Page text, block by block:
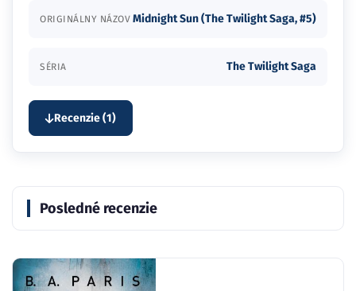
ORIGINÁLNY NÁZOV Midnight Sun (The Twilight Saga, #5)
SÉRIA The Twilight Saga
Recenzie (1)
Posledné recenzie